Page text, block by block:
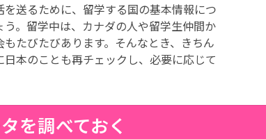
送るために、留学する国の基本情報につ
。留学中は、カナダの人や留学生仲間か
たびたびあります。そんなとき、きちん
本のことも再チェックし、必要に応じて
を調べておく